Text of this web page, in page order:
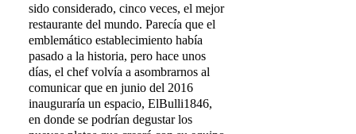
sido considerado, cinco veces, el mejor
restaurante del mundo. Parecía que el
emblemático establecimiento había
pasado a la historia, pero hace unos
días, el chef volvía a asombrarnos al
comunicar que en junio del 2016
inauguraría un espacio, ElBulli1846,
en donde se podrían degustar los